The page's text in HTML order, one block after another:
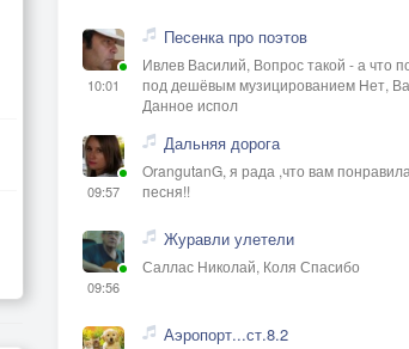
10:01
Песенка про поэтов
Ивлев Василий, Вопрос такой - а что
под дешёвым музицированием Нет,
Данное испол
09:57
Дальняя дорога
OrangutanG, я рада ,что вам
песня!!
09:56
Журавли улетели
Саллас Николай, Коля Спасибо
Аэропорт...ст.8.2